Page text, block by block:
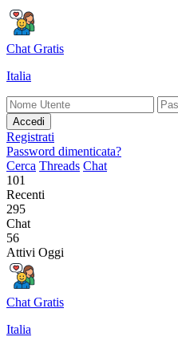
Chat Gratis
Italia
Accedi
Registrati
Password dimenticata?
Cerca Threads Chat
101
Recenti
295
Chat
56
Attivi Oggi
Chat Gratis
Italia